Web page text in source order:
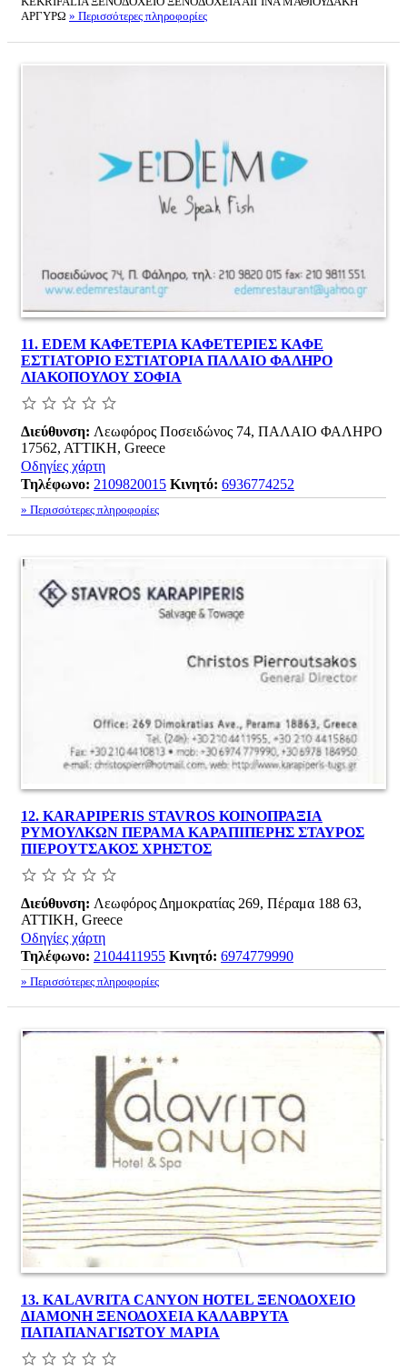
ΑΡΓΥΡΩ » Περισσότερες πληροφορίες
11. EDEM ΚΑΦΕΤΕΡΙΑ ΚΑΦΕΤΕΡΙΕΣ ΚΑΦΕ
ΕΣΤΙΑΤΟΡΙΟ ΕΣΤΙΑΤΟΡΙΑ ΠΑΛΑΙΟ ΦΑΛΗΡΟ
ΛΙΑΚΟΠΟΥΛΟΥ ΣΟΦΙΑ
Διεύθυνση: Λεωφόρος Ποσειδώνος 74, ΠΑΛΑΙΟ ΦΑΛΗΡΟ
17562, ΑΤΤΙΚΗ, Greece
Οδηγίες χάρτη
Τηλέφωνο: 2109820015 Κινητό: 6936774252
» Περισσότερες πληροφορίες
12. KARAPIPERIS STAVROS ΚΟΙΝΟΠΡΑΞΙΑ
ΡΥΜΟΥΛΚΩΝ ΠΕΡΑΜΑ ΚΑΡΑΠΙΠΕΡΗΣ ΣΤΑΥΡΟΣ
ΠΙΕΡΟΥΤΣΑΚΟΣ ΧΡΗΣΤΟΣ
Διεύθυνση: Λεωφόρος Δημοκρατίας 269, Πέραμα 188 63,
ΑΤΤΙΚΗ, Greece
Οδηγίες χάρτη
Τηλέφωνο: 2104411955 Κινητό: 6974779990
» Περισσότερες πληροφορίες
13. KALAVRITA CANYON HOTEL ΞΕΝΟΔΟΧΕΙΟ
ΔΙΑΜΟΝΗ ΞΕΝΟΔΟΧΕΙΑ ΚΑΛΑΒΡΥΤΑ
ΠΑΠΑΠΑΝΑΓΙΩΤΟΥ ΜΑΡΙΑ